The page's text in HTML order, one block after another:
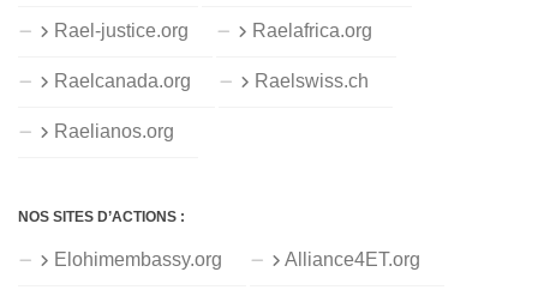
Rael-justice.org Raelafrica.org
Raelcanada.org Raelswiss.ch
Raelianos.org
NOS SITES D’ACTIONS :
Elohimembassy.org Alliance4ET.org